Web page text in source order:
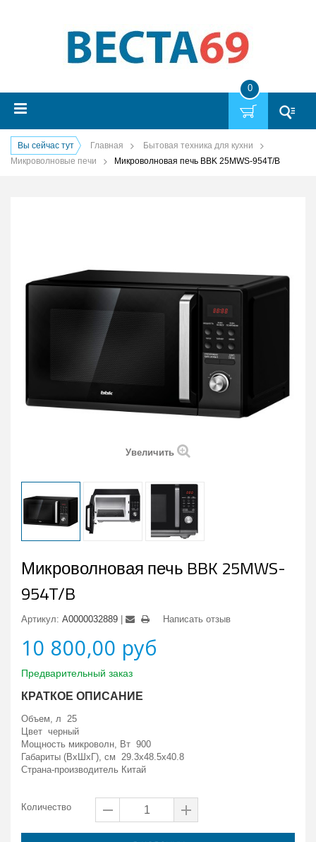
0
Вы сейчас тут Главная
Бытовая техника для кухни
Микроволновые печи
Микроволновая печь BBK 25MWS-954T/B
Увеличить
Микроволновая печь BBK 25MWS-
954T/B
Артикул: А0000032889 Написать отзыв
10 800,00 руб
Предварительный заказ
КРАТКОЕ ОПИСАНИЕ
Объем, л 25
Цвет черный
Мощность микроволн, Вт 900
Габариты (ВxШxГ), см 29.3x48.5x40.8
Страна-производитель Китай
Количество